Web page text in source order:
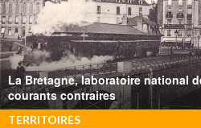
La Bretagne, laboratoire national
courants contraires
TERRITOIRES